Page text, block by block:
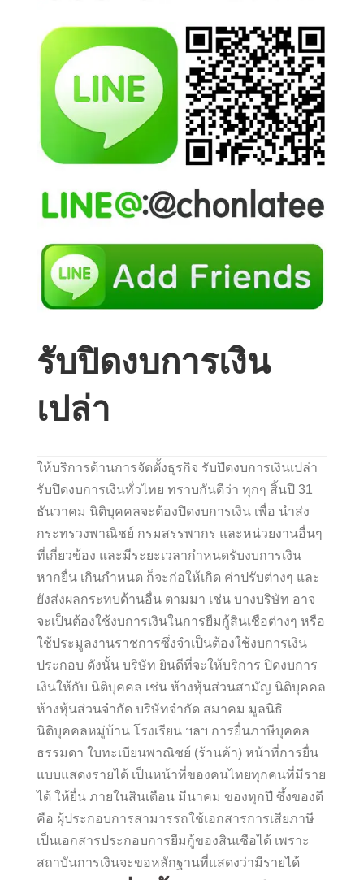
รับปิดงบการเงิน
เปล่า
ให้บริการด้านการจัดตั้งธุรกิจ รับปิดงบการเงินเปล่า
รับปิดงบการเงินทั่วไทย ทราบกันดีว่า ทุกๆ สิ้นปี 31
ธันวาคม นิติบุคคลจะต้องปิดงบการเงิน เพื่อ นำส่ง
กระทรวงพาณิชย์ กรมสรรพากร และหน่วยงานอื่นๆ
ที่เกี่ยวข้อง และมีระยะเวลากำหนดรับงบการเงิน
หากยื่น เกินกำหนด ก็จะก่อให้เกิด ค่าปรับต่างๆ และ
ยังส่งผลกระทบด้านอื่น ตามมา เช่น บางบริษัท อาจ
จะเป็นต้องใช้งบการเงินในการยืมกู้สินเชือต่างๆ หรือ
ใช้ประมูลงานราชการซึ่งจำเป็นต้องใช้งบการเงิน
ประกอบ ดังนั้น บริษัท ยินดีที่จะให้บริการ ปิดงบการ
เงินให้กับ นิติบุคคล เช่น ห้างหุ้นส่วนสามัญ นิติบุคคล
ห้างหุ้นส่วนจำกัด บริษัทจำกัด สมาคม มูลนิธิ
นิติบุคคลหมู่บ้าน โรงเรียน ฯลฯ การยื่นภาษีบุคคล
ธรรมดา ใบทะเบียนพาณิชย์ (ร้านค้า) หน้าที่การยื่น
แบบแสดงรายได้ เป็นหน้าที่ของคนไทยทุกคนที่มีราย
ได้ ให้ยื่น ภายในสินเดือน มีนาคม ของทุกปี ซึ้งของดี
คือ ผุ้ประกอบการสามารรถใช้เอกสารการเสียภาษี
เป็นเอกสารประกอบการยืมกู้ของสินเชือได้ เพราะ
สถาบันการเงินจะขอหลักฐานที่แสดงว่ามีรายได้